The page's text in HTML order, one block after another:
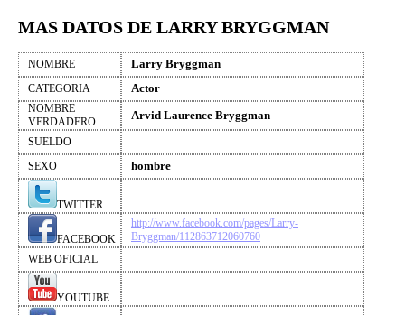
MAS DATOS DE LARRY BRYGGMAN
NOMBRE Larry Bryggman
CATEGORIA Actor
NOMBRE
VERDADERO
Arvid Laurence Bryggman
SUELDO
SEXO
hombre
TWITTER
FACEBOOK
http://www.facebook.com/pages/Larry-
Bryggman/112863712060760
WEB OFICIAL
YOUTUBE